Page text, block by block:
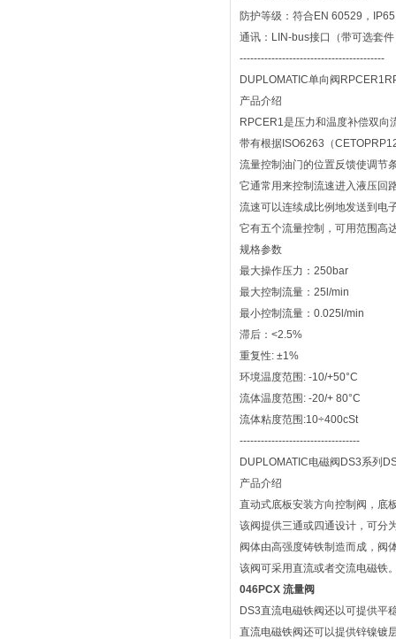
防护等级：符合EN 60529，
通讯：LIN-bus接口（带可选套
-----------------------------------------
DUPLOMATIC单向阀
产品介绍
RPCER1是压力和温度补偿双向
带有根据ISO6263（
流量控制油门的位置反馈使调节
它通常用来控制流速进入液压回
流速可以连续成比例地发送到电
它有五个流量控制，可用范围高
规格参数
最大操作压力：250bar
最大控制流量：25l/min
最小控制流量：0.025l/min
滞后：<2.5%
重复性: ±1%
环境温度范围: -10/+50°C
流体温度范围: -20/+ 80°C
流体粘度范围:10÷400cSt
----------------------------------
DUPLOMATIC电磁阀DS3系列
产品介绍
直动式底板安装方向控制阀，底
该阀提供三通或四通设计，可分
阀体由高强度铸铁制造而成，阀
该阀可采用直流或者交流电磁铁
046PCX 流量阀
DS3直流电磁铁阀还以可提供平
直流电磁铁阀还可以提供锌镍镀